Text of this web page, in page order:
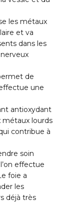
les métaux
et va
dans les
de
une
antioxydant
métaux lourds
contribue à
soin
effectue
foie a
les
déjà très